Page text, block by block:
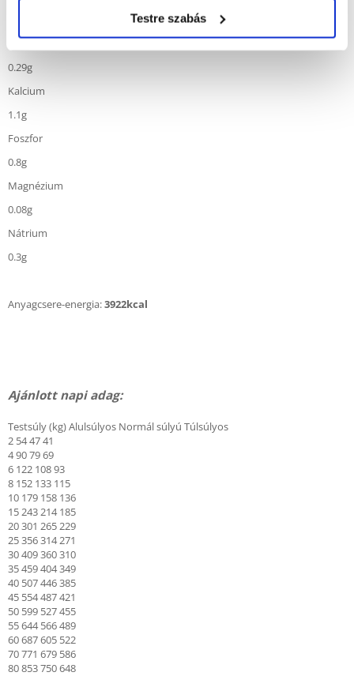
Testre szabás
EPA+DHA
0.29g
Kalcium
1.1g
Foszfor
0.8g
Magnézium
0.08g
Nátrium
0.3g
Anyagcsere-energia:3922kcal
Ajánlott napi adag:
Testsúly (kg) Alulsúlyos Normál súlyú Túlsúlyos
2 54 47 41
4 90 79 69
6 122 108 93
8 152 133 115
10 179 158 136
15 243 214 185
20 301 265 229
25 356 314 271
30 409 360 310
35 459 404 349
40 507 446 385
45 554 487 421
50 599 527 455
55 644 566 489
60 687 605 522
70 771 679 586
80 853 750 648